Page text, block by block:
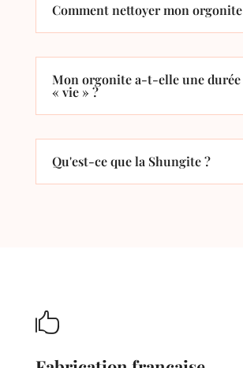
Comment nettoyer mon
Mon orgonite a-t-elle une durée
« vie » ?
Qu'est-ce que la Shungite ?
